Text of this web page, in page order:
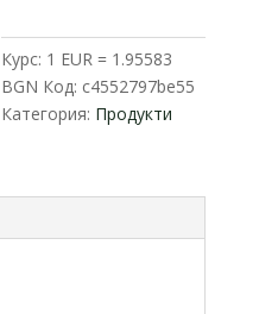
A2,
750W,
48V,
сива
Курс: 1 EUR = 1.95583
BGN Код: c4552797be55
Категория: Продукти